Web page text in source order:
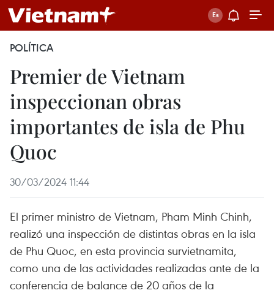
POLÍTICA
Premier de Vietnam
inspeccionan obras
importantes de isla de Phu
Quoc
30/03/2024 11:44
El primer ministro de Vietnam, Pham Minh Chinh,
realizó una inspección de distintas obras en la isla
de Phu Quoc, en esta provincia survietnamita,
como una de las actividades realizadas ante de la
conferencia de balance de 20 años de la